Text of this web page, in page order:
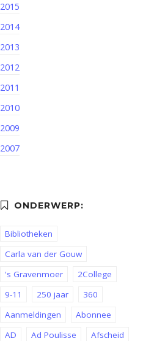
2015
2014
2013
2012
2011
2010
2009
2007
Bibliotheken
Carla van der Gouw
's Gravenmoer
2College
9-11
250 jaar
360
Aanmeldingen
Abonnee
AD
Ad Poulisse
Afscheid